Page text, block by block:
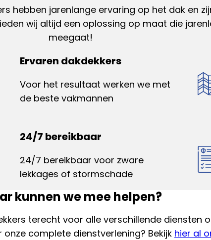
hebben jarenlange ervaring op het dak en
wij altijd een oplossing op maat die
meegaat!
Ervaren dakdekkers
Voor het resultaat werken we met
de beste vakmannen
24/7 bereikbaar
24/7 bereikbaar voor zware
lekkages of stormschade
kunnen we mee helpen?
terecht voor alle verschillende diensten
onze complete dienstverlening? Bekijk hier al